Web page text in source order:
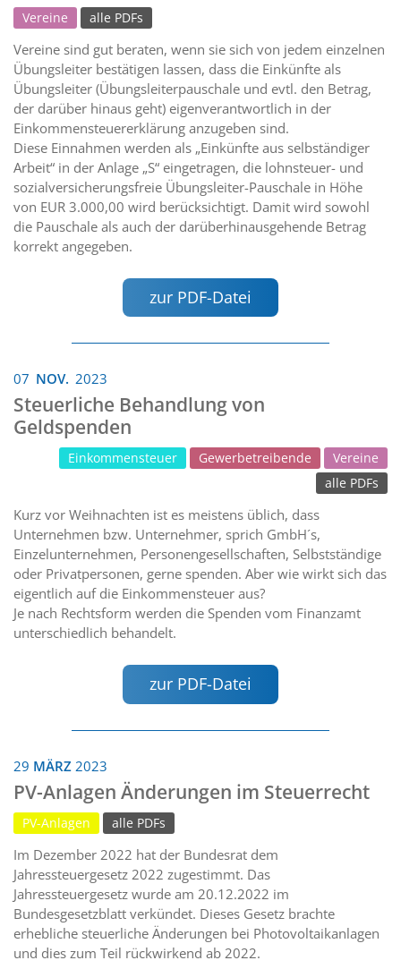
Vereine alle PDFs
Vereine sind gut beraten, wenn sie sich von jedem einzelnen
Übungsleiter bestätigen lassen, dass die Einkünfte als
Übungsleiter (Übungsleiterpauschale und evtl. den Betrag,
der darüber hinaus geht) eigenverantwortlich in der
Einkommensteuererklärung anzugeben sind.
Diese Einnahmen werden als „Einkünfte aus selbständiger
Arbeit“ in der Anlage „S“ eingetragen, die lohnsteuer- und
sozialversicherungsfreie Übungsleiter-Pauschale in Höhe
von EUR 3.000,00 wird berücksichtigt. Damit wird sowohl
die Pauschale als auch der darüberhinausgehende Betrag
korrekt angegeben.
zur PDF-Datei
07 NOV. 2023
Steuerliche Behandlung von
Geldspenden
Einkommensteuer Gewerbetreibende
Vereine
alle PDFs
Kurz vor Weihnachten ist es meistens üblich, dass
Unternehmen bzw. Unternehmer, sprich GmbH´s,
Einzelunternehmen, Personengesellschaften, Selbstständige
oder Privatpersonen, gerne spenden. Aber wie wirkt sich das
eigentlich auf die Einkommensteuer aus?
Je nach Rechtsform werden die Spenden vom Finanzamt
unterschiedlich behandelt.
zur PDF-Datei
29 MÄRZ 2023
PV-Anlagen Änderungen im Steuerrecht
PV-Anlagen alle PDFs
Im Dezember 2022 hat der Bundesrat dem
Jahressteuergesetz 2022 zugestimmt. Das
Jahressteuergesetz wurde am 20.12.2022 im
Bundesgesetzblatt verkündet. Dieses Gesetz brachte
erhebliche steuerliche Änderungen bei Photovoltaikanlagen
und dies zum Teil rückwirkend ab 2022.